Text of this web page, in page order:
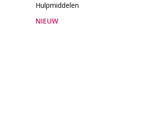
Hulpmiddelen
NIEUW